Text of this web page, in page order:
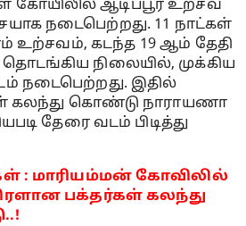
கோயிலில் ஆடிப்பூர உற்சவ
நடைபெற்றது. 11 நாட்கள்
உற்சவம், கடந்த 19 ஆம் தேதி
நிலையில், முக்கிய
நடைபெற்றது. இதில்
கலந்து கொண்டு நாராயணா
தேரை வடம் பிடித்து
: மாரியம்மன் கோவிலில்
பக்தர்கள் கலந்து